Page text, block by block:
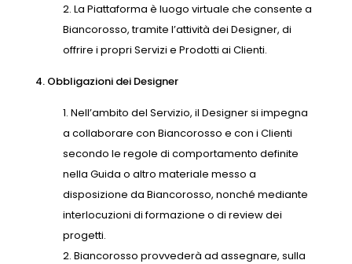
La Piattaforma è luogo virtuale che consente a
Biancorosso, tramite l’attività dei Designer, di
offrire i propri Servizi e Prodotti ai Clienti.
4. Obbligazioni dei Designer
Nell’ambito del Servizio, il Designer si impegna
a collaborare con Biancorosso e con i Clienti
secondo le regole di comportamento definite
nella Guida o altro materiale messo a
disposizione da Biancorosso, nonché mediante
interlocuzioni di formazione o di review dei
progetti.
Biancorosso provvederà ad assegnare, sulla